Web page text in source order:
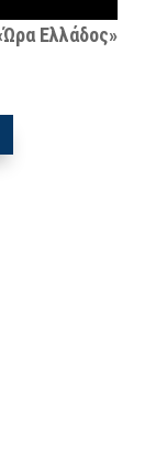
Ελλάδος»